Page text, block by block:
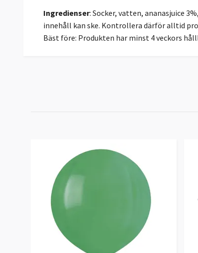
Ingredienser: Socker, vatten, ananasjuice
innehåll kan ske. Kontrollera därför alltid
Bäst före: Produkten har minst 4 veckors